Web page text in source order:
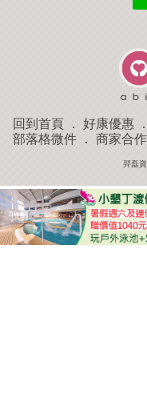
回到首頁 ． 好康優惠 ．
部落格微件． 商家合作
羿磊